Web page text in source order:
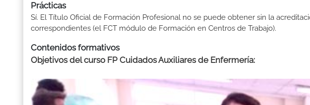
Prácticas
Sí. El Título Oficial de Formación Profesional no se puede obtener sin la
correspondientes (el FCT módulo de Formación en Centros de Trabajo).
Contenidos formativos
Objetivos del curso FP Cuidados Auxiliares de Enfermería: